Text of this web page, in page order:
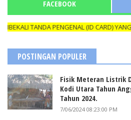
FACEBOOK
TANDA PENGENAL (ID CARD) YANG
POSTINGAN POPULER
Fisik Meteran Listrik
Kodi Utara Tahun
Tahun 2024.
7/06/2024 08:23:00 PM